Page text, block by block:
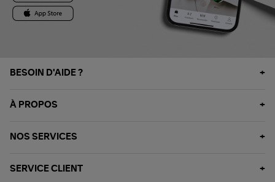
BESOIN D'AIDE ?
À PROPOS
NOS SERVICES
SERVICE CLIENT